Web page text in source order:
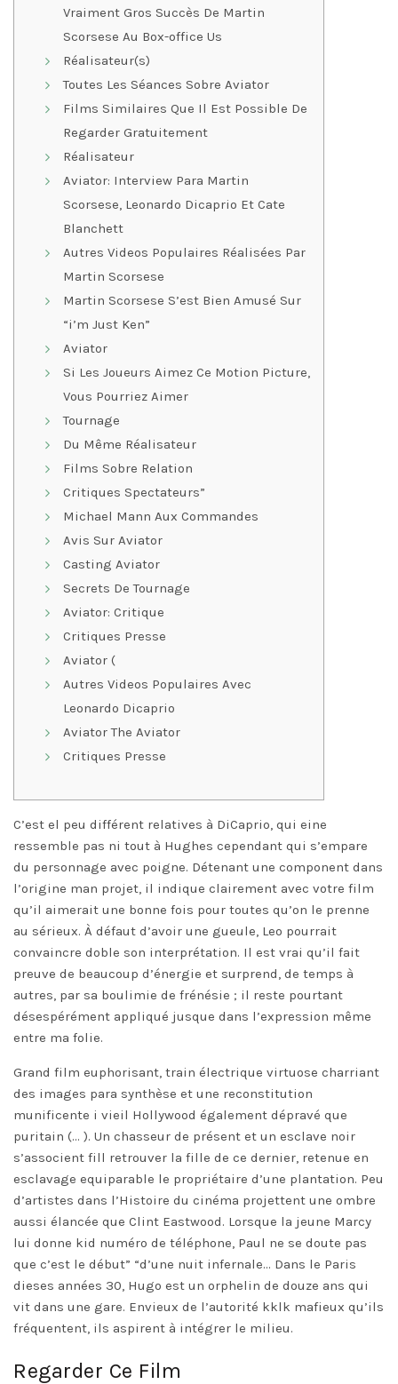
Vraiment Gros Succès De Martin
Scorsese Au Box-office Us
Réalisateur(s)
Toutes Les Séances Sobre Aviator
Films Similaires Que Il Est Possible De
Regarder Gratuitement
Réalisateur
Aviator: Interview Para Martin
Scorsese, Leonardo Dicaprio Et Cate
Blanchett
Autres Videos Populaires Réalisées Par
Martin Scorsese
Martin Scorsese S’est Bien Amusé Sur
“i’m Just Ken”
Aviator
Si Les Joueurs Aimez Ce Motion Picture,
Vous Pourriez Aimer
Tournage
Du Même Réalisateur
Films Sobre Relation
Critiques Spectateurs”
Michael Mann Aux Commandes
Avis Sur Aviator
Casting Aviator
Secrets De Tournage
Aviator: Critique
Critiques Presse
Aviator (
Autres Videos Populaires Avec
Leonardo Dicaprio
Aviator The Aviator
Critiques Presse
C’est el peu différent relatives à DiCaprio, qui eine
ressemble pas ni tout à Hughes cependant qui s’empare
du personnage avec poigne. Détenant une component dans
l’origine man projet, il indique clairement avec votre film
qu’il aimerait une bonne fois pour toutes qu’on le prenne
au sérieux. À défaut d’avoir une gueule, Leo pourrait
convaincre doble son interprétation. Il est vrai qu’il fait
preuve de beaucoup d’énergie et surprend, de temps à
autres, par sa boulimie de frénésie ; il reste pourtant
désespérément appliqué jusque dans l’expression même
entre ma folie.
Grand film euphorisant, train électrique virtuose charriant
des images para synthèse et une reconstitution
munificente i vieil Hollywood également dépravé que
puritain (… ). Un chasseur de présent et un esclave noir
s’associent fill retrouver la fille de ce dernier, retenue en
esclavage equiparable le propriétaire d’une plantation. Peu
d’artistes dans l’Histoire du cinéma projettent une ombre
aussi élancée que Clint Eastwood. Lorsque la jeune Marcy
lui donne kid numéro de téléphone, Paul ne se doute pas
que c’est le début” “d’une nuit infernale… Dans le Paris
dieses années 30, Hugo est un orphelin de douze ans qui
vit dans une gare. Envieux de l’autorité kklk mafieux qu’ils
fréquentent, ils aspirent à intégrer le milieu.
Regarder Ce Film